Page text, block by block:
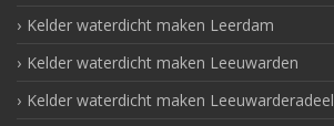
Kelder waterdicht maken Leerdam
Kelder waterdicht maken Leeuwarden
Kelder waterdicht maken Leeuwarderadeel